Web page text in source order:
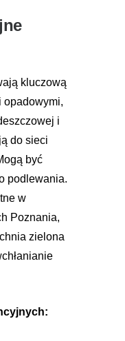
kluczową
opadowymi,
i
do sieci
być
podlewania.
w
Poznania,
zielona